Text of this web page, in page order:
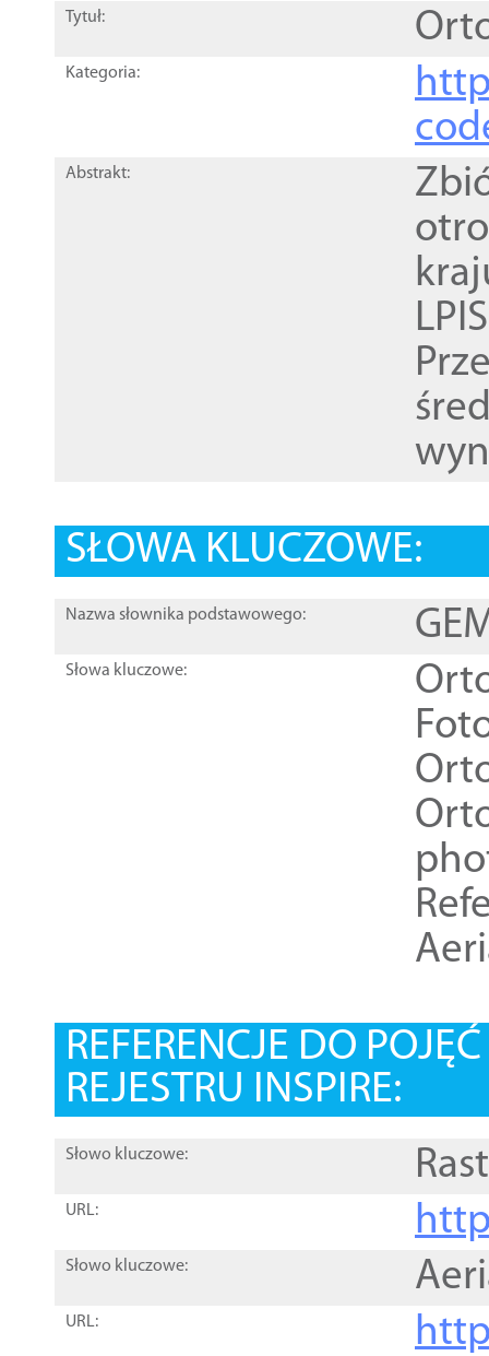
Tytuł:
Kategoria:
Abstrakt:
SŁOWA KLUCZOWE:
Nazwa słownika podstawowego:
Słowa kluczowe:
REFERENCJE DO
REJESTRU INSPIRE:
Słowo kluczowe:
URL:
Słowo kluczowe:
URL: